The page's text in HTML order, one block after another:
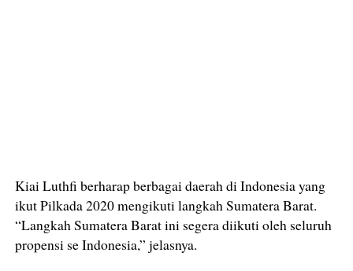
Kiai Luthfi berharap berbagai daerah di Indonesia yang
ikut Pilkada 2020 mengikuti langkah Sumatera Barat.
“Langkah Sumatera Barat ini segera diikuti oleh seluruh
propensi se Indonesia,” jelasnya.